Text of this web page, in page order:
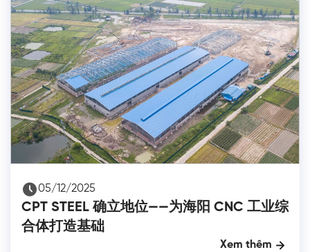
05/12/2025
CPT STEEL 确立地位——为海阳 CNC 工业综
合体打造基础
Xem thêm